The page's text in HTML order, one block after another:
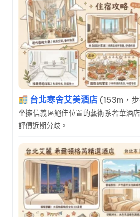
台北寒舍艾美酒店 (153m，
坐擁信義區絕佳位置的藝術系奢華酒
評價近期分歧。